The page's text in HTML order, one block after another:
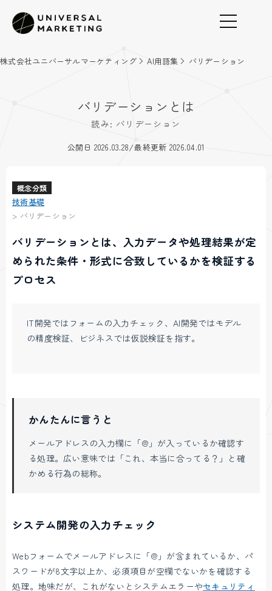
株式会社ユニバーサルマーケティング AI用語集 バリデーション
バリデーションとは
読み: バリデーション
公開日 2026.03.28/最終更新 2026.04.01
概念分類
技術基礎
> バリデーション
バリデーションとは、入力データや処理結果が定
められた条件・形式に合致しているかを検証する
プロセス
IT開発ではフォームの入力チェック、AI開発ではモデル
の精度検証、ビジネスでは仮説検証を指す。
かんたんに言うと
メールアドレスの入力欄に「@」が入っているか確認す
る処理。広い意味では「これ、本当に合ってる？」と確
かめる行為の総称。
システム開発の入力チェック
Webフォームでメールアドレスに「@」が含まれているか、パ
スワードが8文字以上か、必須項目が空欄でないかを確認する
処理。地味だが、これがないとシステムエラーやセキュリティ